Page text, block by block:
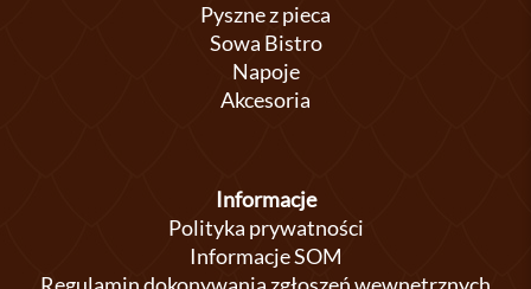
Pyszne z pieca
Sowa Bistro
Napoje
Akcesoria
Informacje
Polityka prywatności
Informacje SOM